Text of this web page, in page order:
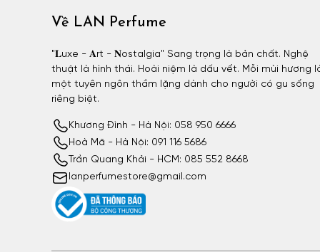
Azzaro
Azzaro nam
BDK
BDK nữ
Billie Eilish
Billie Eilish nữ
BornToStandOut
BornToStandOut nữ
Về LAN Perfume
"𝐋uxe - 𝐀rt - 𝐍ostalgia" Sang trọng là bản chất. Nghệ
thuật là hình thái. Hoài niệm là dấu vết. Mỗi mùi hương
một tuyên ngôn thầm lặng dành cho người có gu sống
riêng biệt.
Khương Đình - Hà Nội: 058 950 6666
Hoà Mã - Hà Nội: 091 116 5686
Trần Quang Khải - HCM: 085 552 8668
lanperfumestore@gmail.com